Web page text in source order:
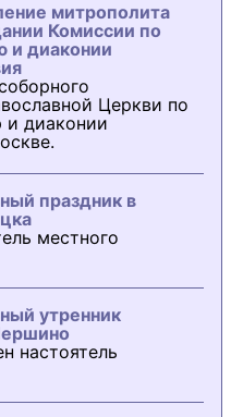
митрополита
Комиссии по
и диаконии
Церкви по
диаконии
праздник в
местного
утренник
настоятель